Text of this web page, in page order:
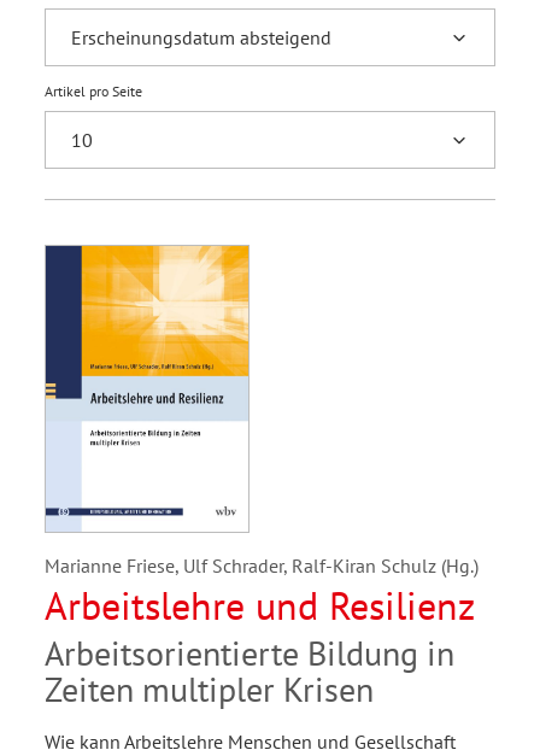
Artikel pro Seite
Marianne Friese, Ulf Schrader, Ralf-Kiran Schulz (Hg.)
Arbeitslehre und Resilienz
Arbeitsorientierte Bildung in
Zeiten multipler Krisen
Wie kann Arbeitslehre Menschen und Gesellschaft